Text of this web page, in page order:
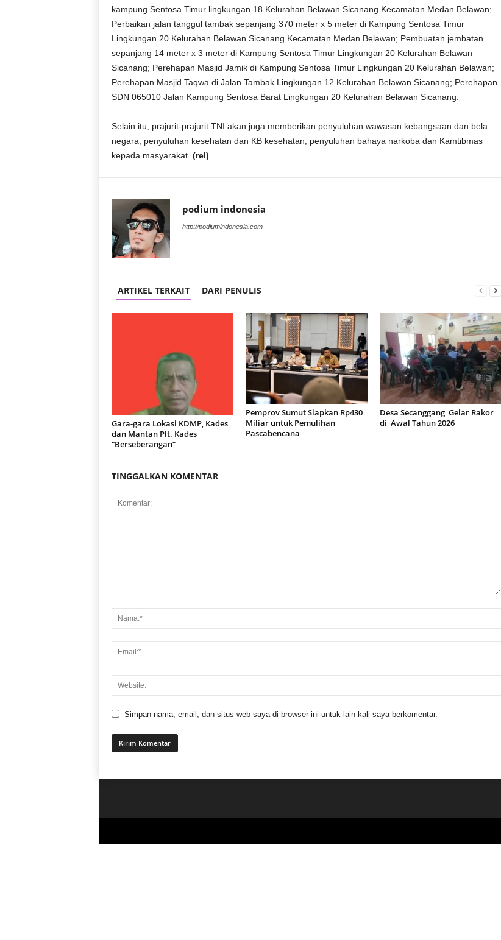
kampung Sentosa Timur lingkungan 18 Kelurahan Belawan Sicanang Kecamatan Medan Belawan;
Perbaikan jalan tanggul tambak sepanjang 370 meter x 5 meter di Kampung Sentosa Timur
Lingkungan 20 Kelurahan Belawan Sicanang Kecamatan Medan Belawan; Pembuatan jembatan
sepanjang 14 meter x 3 meter di Kampung Sentosa Timur Lingkungan 20 Kelurahan Belawan
Sicanang; Perehapan Masjid Jamik di Kampung Sentosa Timur Lingkungan 20 Kelurahan Belawan;
Perehapan Masjid Taqwa di Jalan Tambak Lingkungan 12 Kelurahan Belawan Sicanang; Perehapan
SDN 065010 Jalan Kampung Sentosa Barat Lingkungan 20 Kelurahan Belawan Sicanang.
Selain itu, prajurit-prajurit TNI akan juga memberikan penyuluhan wawasan kebangsaan dan bela
negara; penyuluhan kesehatan dan KB kesehatan; penyuluhan bahaya narkoba dan Kamtibmas
kepada masyarakat. (rel)
podium indonesia
http://podiumindonesia.com
ARTIKEL TERKAIT DARI PENULIS
Gara-gara Lokasi KDMP, Kades
dan Mantan Plt. Kades
“Berseberangan”
Pemprov Sumut Siapkan Rp430
Miliar untuk Pemulihan
Pascabencana
Desa Secanggang Gelar Rakor
di Awal Tahun 2026
TINGGALKAN KOMENTAR
Simpan nama, email, dan situs web saya di browser ini untuk lain kali saya berkomentar.